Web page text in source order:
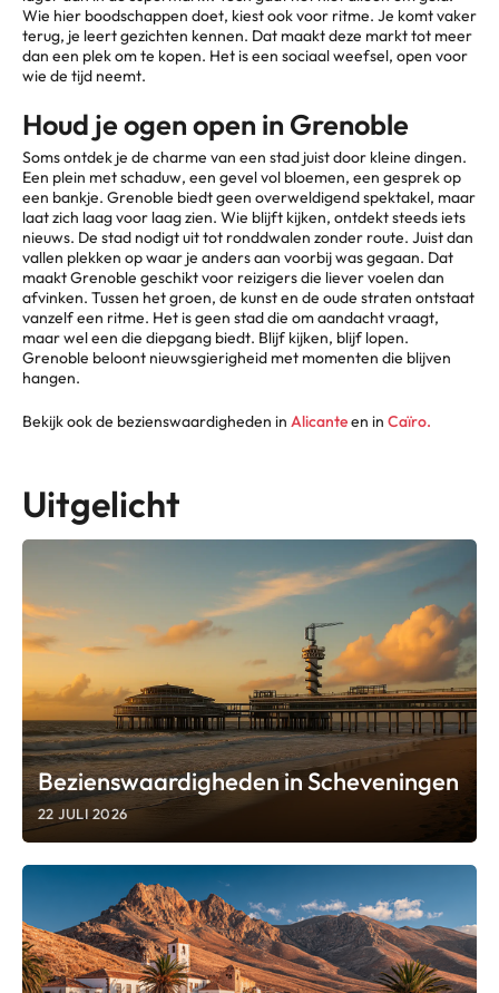
Wie hier boodschappen doet, kiest ook voor ritme. Je komt vaker
terug, je leert gezichten kennen. Dat maakt deze markt tot meer
dan een plek om te kopen. Het is een sociaal weefsel, open voor
wie de tijd neemt.
Houd je ogen open in Grenoble
Soms ontdek je de charme van een stad juist door kleine dingen.
Een plein met schaduw, een gevel vol bloemen, een gesprek op
een bankje. Grenoble biedt geen overweldigend spektakel, maar
laat zich laag voor laag zien. Wie blijft kijken, ontdekt steeds iets
nieuws. De stad nodigt uit tot ronddwalen zonder route. Juist dan
vallen plekken op waar je anders aan voorbij was gegaan. Dat
maakt Grenoble geschikt voor reizigers die liever voelen dan
afvinken. Tussen het groen, de kunst en de oude straten ontstaat
vanzelf een ritme. Het is geen stad die om aandacht vraagt,
maar wel een die diepgang biedt. Blijf kijken, blijf lopen.
Grenoble beloont nieuwsgierigheid met momenten die blijven
hangen.
Bekijk ook de bezienswaardigheden in Alicanteen in Caïro.
Uitgelicht
Bezienswaardigheden in Scheveningen
22 JULI 2026